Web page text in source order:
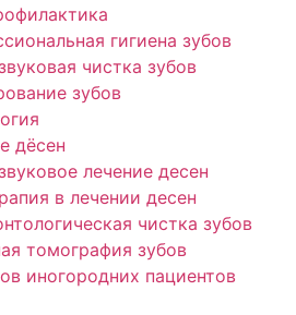
гигиена зубов
чистка зубов
зубов
дёсен
лечение десен
в лечении десен
чистка зубов
томография зубов
иногородних пациентов